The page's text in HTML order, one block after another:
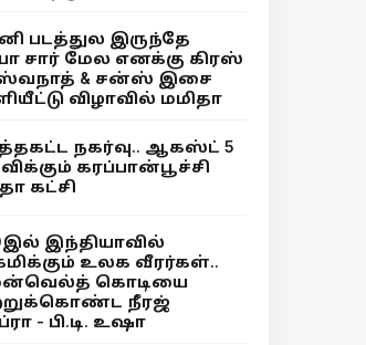
படத்துல இருந்தே
சார் மேல எனக்கு கிரஸ்
& சன்ஸ் இசை
விழாவில் மமிதா
நகர்வு.. ஆகஸ்ட் 5
கரப்பான்பூச்சி
கட்சி
இந்தியாவில்
உலக வீரர்கள்..
கொடியை
நீரஜ்
- பி.டி. உஷா